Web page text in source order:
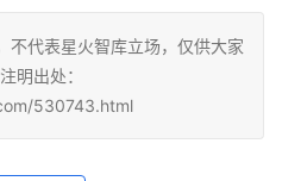
不代表星火智库立场，仅供大家
明出处：
530743.html